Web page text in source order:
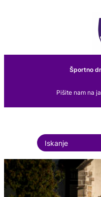
Športno
Pišite nam na
S
e
a
r